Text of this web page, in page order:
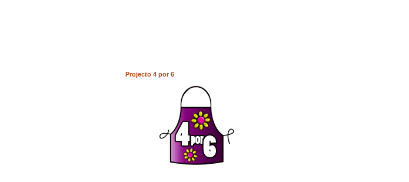
Projecto 4 por 6